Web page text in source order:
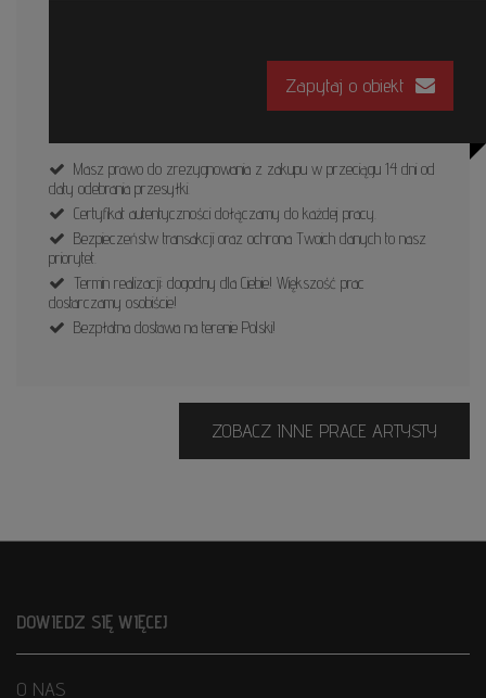
Zapytaj o obiekt
Masz prawo do zrezygnowania z zakupu w przeciągu 14 dni od
daty odebrania przesyłki.
Certyfikat autentyczności dołączamy do każdej pracy.
Bezpieczeństw transakcji oraz ochrona Twoich danych to nasz
priorytet.
Termin realizacji: dogodny dla Ciebie! Większość prac
dostarczamy osobiście!
Bezpłatna dostawa na terenie Polski!
ZOBACZ INNE PRACE ARTYSTY
DOWIEDZ SIĘ WIĘCEJ
O NAS